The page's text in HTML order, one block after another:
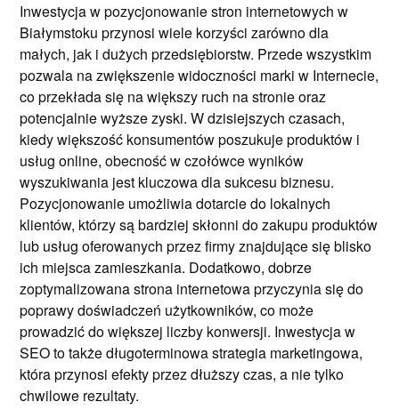
Inwestycja w pozycjonowanie stron internetowych w
Białymstoku przynosi wiele korzyści zarówno dla
małych, jak i dużych przedsiębiorstw. Przede wszystkim
pozwala na zwiększenie widoczności marki w Internecie,
co przekłada się na większy ruch na stronie oraz
potencjalnie wyższe zyski. W dzisiejszych czasach,
kiedy większość konsumentów poszukuje produktów i
usług online, obecność w czołówce wyników
wyszukiwania jest kluczowa dla sukcesu biznesu.
Pozycjonowanie umożliwia dotarcie do lokalnych
klientów, którzy są bardziej skłonni do zakupu produktów
lub usług oferowanych przez firmy znajdujące się blisko
ich miejsca zamieszkania. Dodatkowo, dobrze
zoptymalizowana strona internetowa przyczynia się do
poprawy doświadczeń użytkowników, co może
prowadzić do większej liczby konwersji. Inwestycja w
SEO to także długoterminowa strategia marketingowa,
która przynosi efekty przez dłuższy czas, a nie tylko
chwilowe rezultaty.